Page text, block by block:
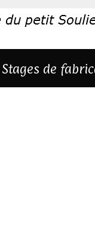
Stages de